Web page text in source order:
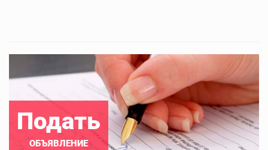
Подать
ОБЪЯВЛЕНИЕ